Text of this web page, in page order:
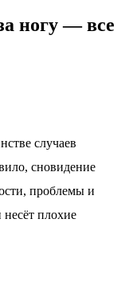
ногу — все
случаев
сновидение
проблемы и
плохие